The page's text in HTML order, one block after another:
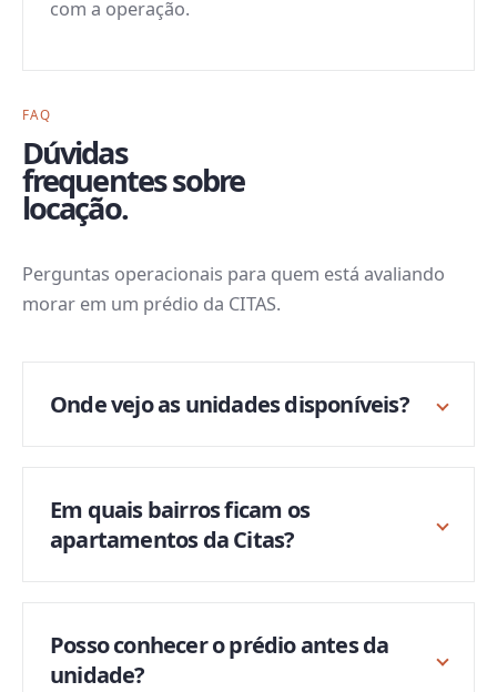
com a operação.
FAQ
Dúvidas
frequentes sobre
locação.
Perguntas operacionais para quem está avaliando
morar em um prédio da CITAS.
Onde vejo as unidades disponíveis?
Em quais bairros ficam os
apartamentos da Citas?
Posso conhecer o prédio antes da
unidade?